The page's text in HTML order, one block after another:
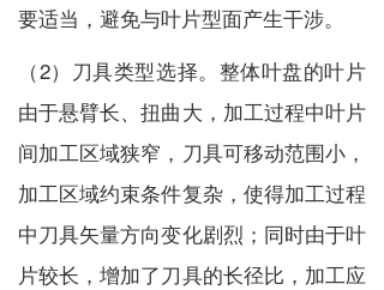
要适当，避免与叶片型面产生干涉。
（2）刀具类型选择。整体叶盘的叶片
由于悬臂长、扭曲大，加工过程中叶片
间加工区域狭窄，刀具可移动范围小，
加工区域约束条件复杂，使得加工过程
中刀具矢量方向变化剧烈；同时由于叶
片较长，增加了刀具的长径比，加工应